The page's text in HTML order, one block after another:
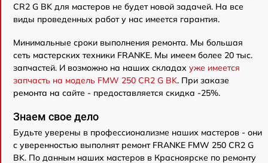
CR2 G BK для мастеров не будет новой задачей. На все
виды проведенных работ у нас имеется гарантия.
Минимальные сроки выполнения ремонта. Мы большая
сеть мастерских техники FRANKE. Мы имеем более 20 тыс.
запчастей. И возможно на наших складах уже имеется
запчасть на модель FMW 250 CR2 G BK. При заказе
ремонта на сайте - предоставляется скидка -25%.
Знаем свое дело
Будьте уверены в профессионализме наших мастеров - они
с уверенностью выполнят ремонт FRANKE FMW 250 CR2 G
BK. По данным наших мастеров в Красноярске по ремонту